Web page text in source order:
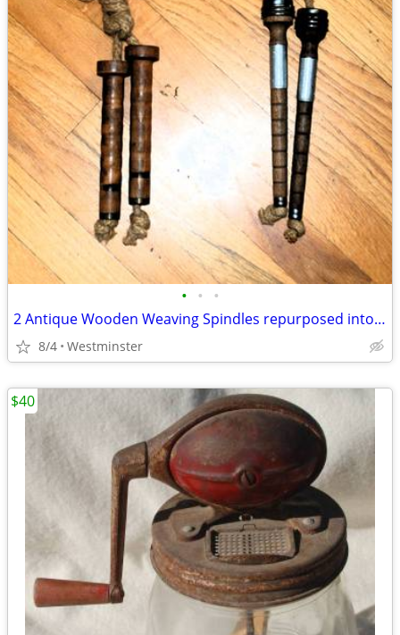
• • •
2 Antique Wooden Weaving Spindles repurposed into jump ropes
8/4 Westminster
$40